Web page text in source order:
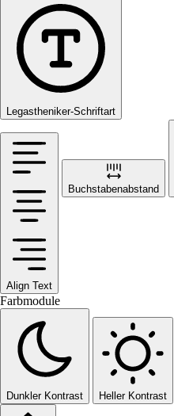
Legastheniker-Schriftart
Align Text
Buchstabenabstand
Farbmodule
Dunkler Kontrast Heller Kontrast